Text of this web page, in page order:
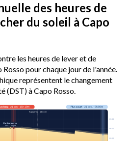
des heures de
du soleil à Capo
les heures de lever et de
pour chaque jour de l'année.
représentent le changement
(DST) à Capo Rosso.
03:00
06:00
09:00
long· 21 juin · 15h 19m Plus court· 21 déc. · 9h 08m
Aujourd’hui · 14h 11m
Earliest sunrise
05:47 · 14 juin